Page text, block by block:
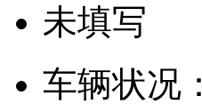
未填写
车辆状况：